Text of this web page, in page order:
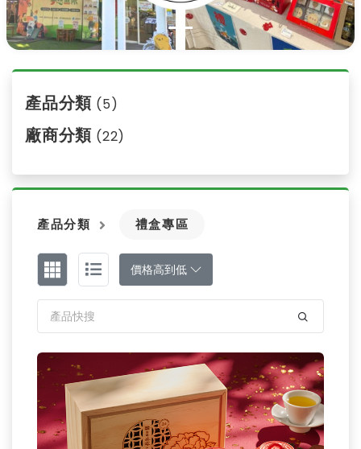
產品分類 (5)
廠商分類 (22)
產品分類 禮盒專區
價格高到低